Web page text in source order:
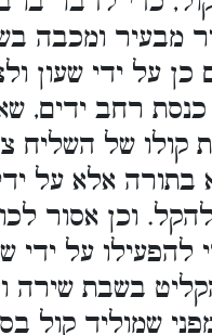
מבעיר ומכבה
כן על ידי שעון
כנסת רחב ידים,
קולו של השליח
בתורה אלא על
וכן אסור
להפעילו על ידי
בשבת שירה
שמוליד קול